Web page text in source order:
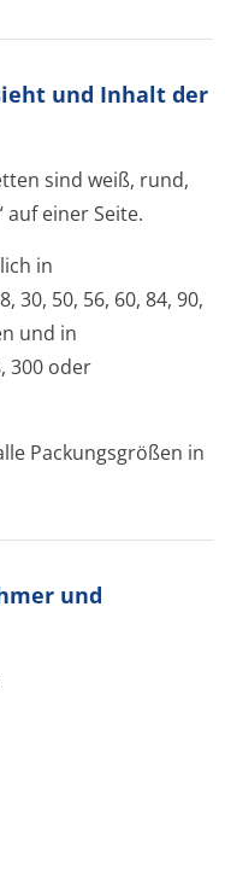
und Inhalt der
sind weiß, rund,
auf einer Seite.
in
30, 50, 56, 60, 84, 90,
und in
300 oder
Packungsgrößen in
und